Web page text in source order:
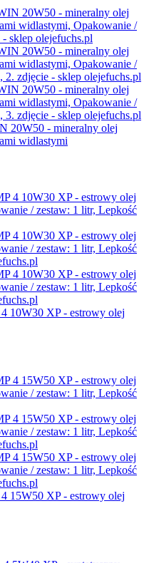
20W50 - mineralny olej
widlastymi
10W30 XP - estrowy olej
15W50 XP - estrowy olej